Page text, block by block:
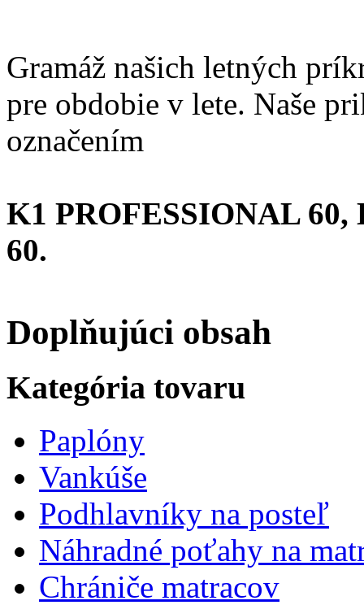
Gramáž našich letných
pre obdobie v lete. Naše
označením
K1 PROFESSIONAL
60.
Doplňujúci obsah
Kategória tovaru
Paplóny
Vankúše
Podhlavníky na posteľ
Náhradné poťahy na
Chrániče matracov